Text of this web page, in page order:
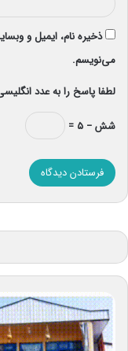
ذخیره نام، ایمیل و
می‌نویسم.
لطفا پاسخ را به عدد
شش − ۵ =